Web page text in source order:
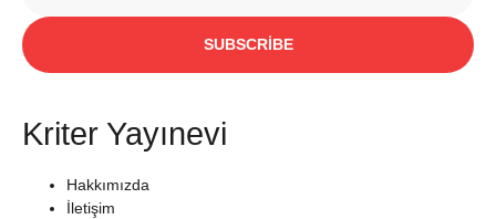
SUBSCRIBE
Kriter Yayınevi
Hakkımızda
İletişim